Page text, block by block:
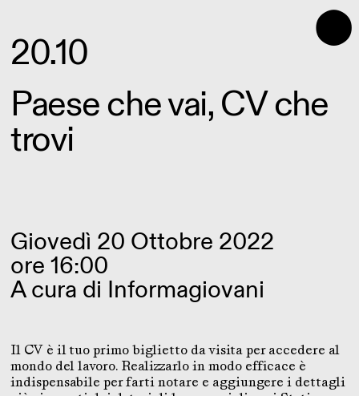
⬤
20.10
Paese che vai, CV che
trovi
Giovedì 20 Ottobre 2022
ore 16:00
A cura di Informagiovani
Il CV è il tuo primo biglietto da visita per accedere al
mondo del lavoro. Realizzarlo in modo efficace è
indispensabile per farti notare e aggiungere i dettagli